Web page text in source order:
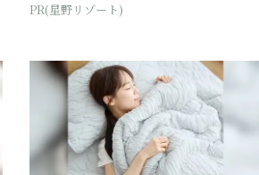
PR(星野リゾート)